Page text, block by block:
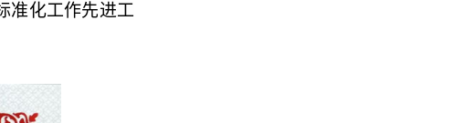
准化工作先进工